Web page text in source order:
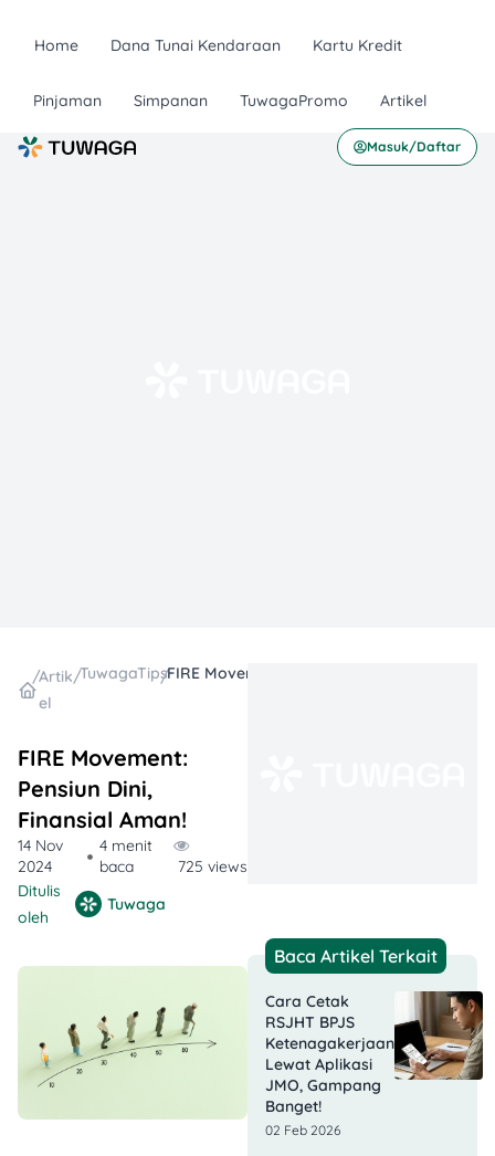
Home Dana Tunai Kendaraan Kartu Kredit
Pinjaman Simpanan TuwagaPromo Artikel
Masuk/Daftar
/Artik
el
/TuwagaTips
/
FIRE Movement:
Pensiun Dini,
Finansial Aman!
14 Nov
2024
4 menit
baca
725 views
Ditulis
oleh
Tuwaga
Baca Artikel Terkait
Cara Cetak
RSJHT BPJS
Ketenagakerjaan
Lewat Aplikasi
JMO, Gampang
Banget!
02 Feb 2026